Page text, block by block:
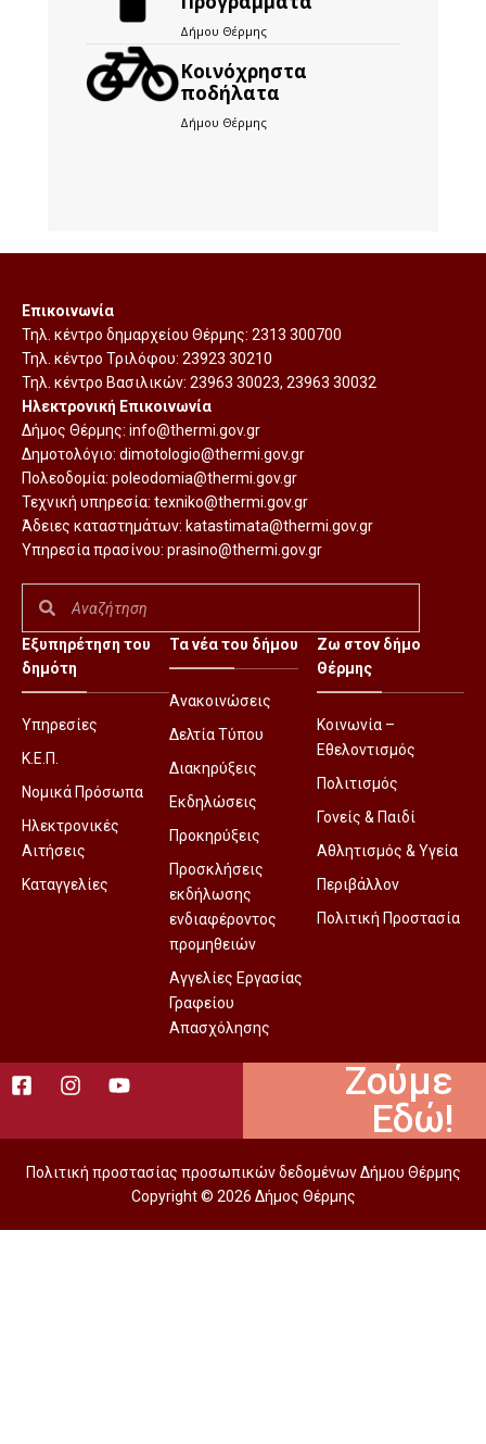
Δήμου Θέρμης
Kοινόχρηστα
ποδήλατα
Δήμου Θέρμης
Επικοινωνία
Τηλ. κέντρο δημαρχείου Θέρμης: 2313 300700
Τηλ. κέντρο Τριλόφου: 23923 30210
Τηλ. κέντρο Βασιλικών: 23963 30023, 23963 30032
Ηλεκτρονική Επικοινωνία
Δήμος Θέρμης: info@thermi.gov.gr
Δημοτολόγιο: dimotologio@thermi.gov.gr
Πολεοδομία: poleodomia@thermi.gov.gr
Τεχνική υπηρεσία: texniko@thermi.gov.gr
Άδειες καταστημάτων: katastimata@thermi.gov.gr
Υπηρεσία πρασίνου: prasino@thermi.gov.gr
Εξυπηρέτηση του
δημότη
Υπηρεσίες
Κ.Ε.Π.
Νομικά Πρόσωπα
Ηλεκτρονικές
Αιτήσεις
Καταγγελίες
Τα νέα του δήμου
Ανακοινώσεις
Δελτία Τύπου
Διακηρύξεις
Εκδηλώσεις
Προκηρύξεις
Προσκλήσεις
εκδήλωσης
ενδιαφέροντος
προμηθειών
Αγγελίες Εργασίας
Γραφείου
Απασχόλησης
Ζω στον δήμο
Θέρμης
Κοινωνία –
Εθελοντισμός
Πολιτισμός
Γονείς & Παιδί
Αθλητισμός & Υγεία
Περιβάλλον
Πολιτική Προστασία
Ζούμε
Εδώ!
Πολιτική προστασίας προσωπικών δεδομένων Δήμου Θέρμης
Copyright © 2026 Δήμος Θέρμης